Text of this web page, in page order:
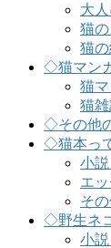
大
猫
猫
◇猫マン
猫
猫
◇その他
◇猫本っ
小
エ
そ
◇野生ネ
小